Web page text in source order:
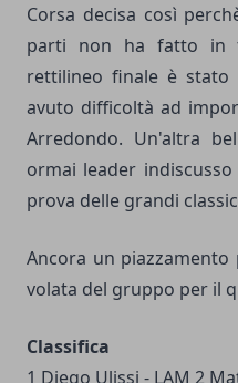
Corsa decisa così
parti non ha fatto in
rettilineo finale è
avuto difficoltà ad
Arredondo. Un'altra
ormai leader
prova delle grandi
Ancora un
volata del gruppo per il
Classifica
1 Diego Ulissi - LAM 2